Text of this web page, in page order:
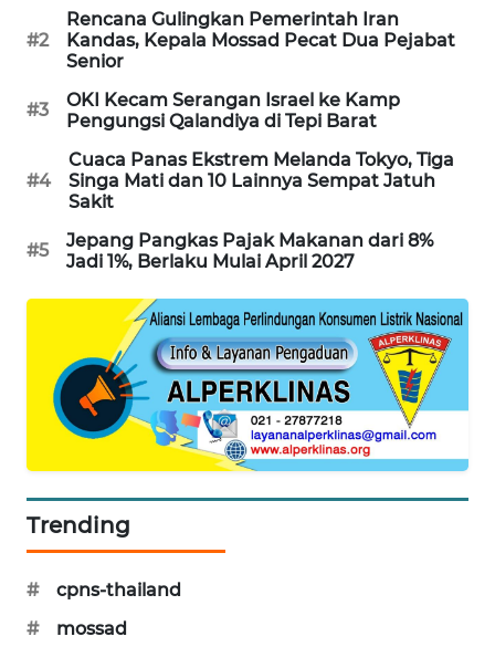
#2
Rencana Gulingkan Pemerintah Iran
Kandas, Kepala Mossad Pecat Dua Pejabat
Senior
#3
OKI Kecam Serangan Israel ke Kamp
Pengungsi Qalandiya di Tepi Barat
#4
Cuaca Panas Ekstrem Melanda Tokyo, Tiga
Singa Mati dan 10 Lainnya Sempat Jatuh
Sakit
#5
Jepang Pangkas Pajak Makanan dari 8%
Jadi 1%, Berlaku Mulai April 2027
Trending
#
cpns-thailand
#
mossad
WAHANA
OTOMOTIF
WAHANA
HEALTH
WAHANA
DESA
WAHANA
Network
KONSUMEN
MASYARAKAT
KELISTRIKAN
WALINKI
ID